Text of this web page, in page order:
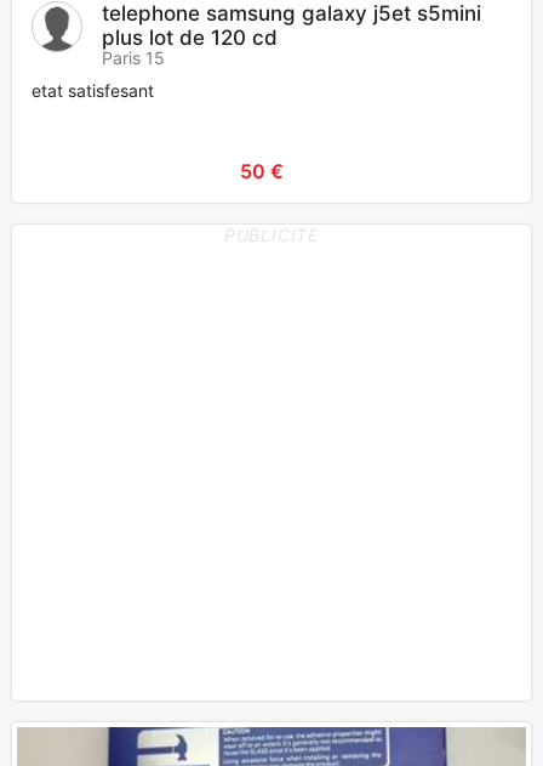
telephone samsung galaxy j5et s5mini
plus lot de 120 cd
Paris 15
etat satisfesant
50 €
PUBLICITE